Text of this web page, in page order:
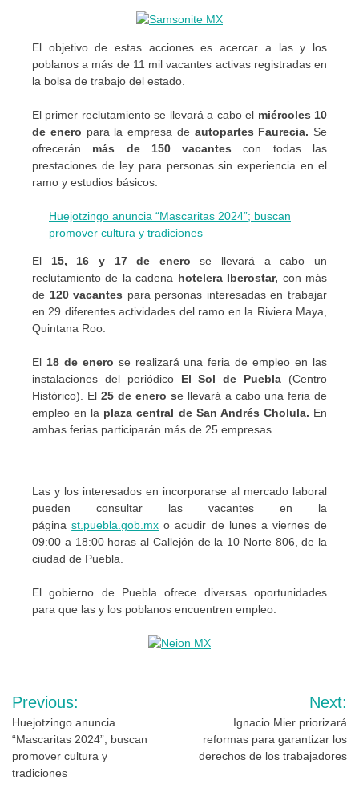
El objetivo de estas acciones es acercar a las y los
poblanos a más de 11 mil vacantes activas registradas en
la bolsa de trabajo del estado.
El primer reclutamiento se llevará a cabo el miércoles 10
de enero para la empresa de autopartes Faurecia. Se
ofrecerán más de 150 vacantes con todas las
prestaciones de ley para personas sin experiencia en el
ramo y estudios básicos.
Huejotzingo anuncia “Mascaritas 2024”; buscan
promover cultura y tradiciones
El 15, 16 y 17 de enero se llevará a cabo un
reclutamiento de la cadena hotelera Iberostar, con más
de 120 vacantes para personas interesadas en trabajar
en 29 diferentes actividades del ramo en la Riviera Maya,
Quintana Roo.
El 18 de enero se realizará una feria de empleo en las
instalaciones del periódico El Sol de Puebla (Centro
Histórico). El 25 de enero se llevará a cabo una feria de
empleo en la plaza central de San Andrés Cholula. En
ambas ferias participarán más de 25 empresas.
Las y los interesados en incorporarse al mercado laboral
pueden consultar las vacantes en la
páginast.puebla.gob.mx o acudir de lunes a viernes de
09:00 a 18:00 horas al Callejón de la 10 Norte 806, de la
ciudad de Puebla.
El gobierno de Puebla ofrece diversas oportunidades
para que las y los poblanos encuentren empleo.
Navegación
de
entradas
Previous:
Huejotzingo anuncia
“Mascaritas 2024”; buscan
promover cultura y
tradiciones
Next:
Ignacio Mier priorizará
reformas para garantizar los
derechos de los trabajadores